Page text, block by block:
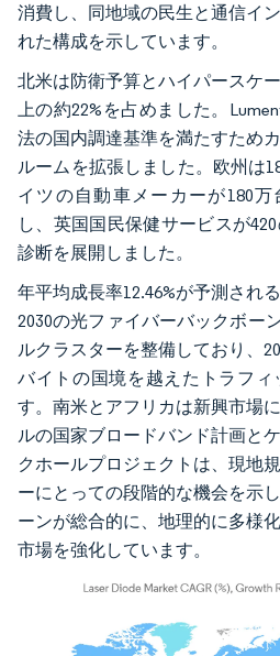
消費し、同地域の民生と通信イ
れた構成を示しています。
北米は防衛予算とハイパースケ
上の約22%を占めました。
法の国内調達基準を満たすため
ルームを拡張しました。欧州は
イツの自動車メーカーが180万
し、英国国民保健サービスが
診断を展開しました。
年平均成長率12.46%が予測され
2030の光ファイバーバックボー
ルクラスターを整備しており、
バイトの国境を越えたトラフ
す。南米とアフリカは新興市場
ルの国家ブロードバンド計画と
クホールプロジェクトは、現地
ーにとっての段階的な機会を示
ーンが総合的に、地理的に多様
市場を強化しています。